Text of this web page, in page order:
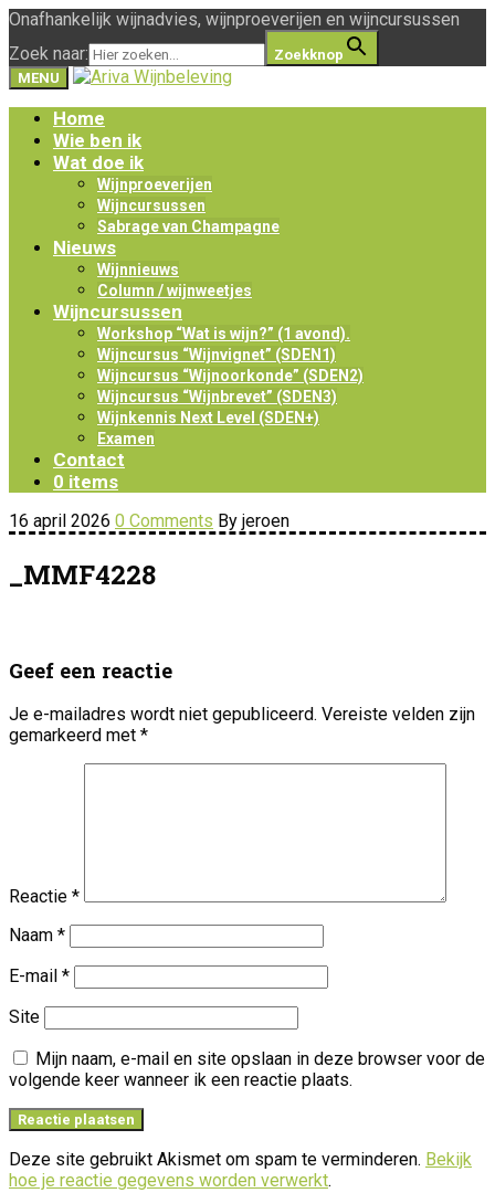
Onafhankelijk wijnadvies, wijnproeverijen en wijncursussen
Zoek naar:
Zoekknop
MENU
Home
Wie ben ik
Wat doe ik
Wijnproeverijen
Wijncursussen
Sabrage van Champagne
Nieuws
Wijnnieuws
Column / wijnweetjes
Wijncursussen
Workshop “Wat is wijn?” (1 avond).
Wijncursus “Wijnvignet” (SDEN1)
Wijncursus “Wijnoorkonde” (SDEN2)
Wijncursus “Wijnbrevet” (SDEN3)
Wijnkennis Next Level (SDEN+)
Examen
Contact
0 items
16 april 2026 0 Comments By jeroen
_MMF4228
Geef een reactie
Je e-mailadres wordt niet gepubliceerd. Vereiste velden zijn
gemarkeerd met *
Reactie *
Naam *
E-mail *
Site
Mijn naam, e-mail en site opslaan in deze browser voor de
volgende keer wanneer ik een reactie plaats.
Deze site gebruikt Akismet om spam te verminderen. Bekijk
hoe je reactie gegevens worden verwerkt.